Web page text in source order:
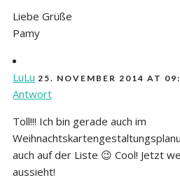
Liebe Grüße
Pamy
LuLu 25. NOVEMBER 2014 AT
Antwort
Toll!!! Ich bin gerade auch im
auch auf der Liste 😉 Cool! Jetzt
aussieht!